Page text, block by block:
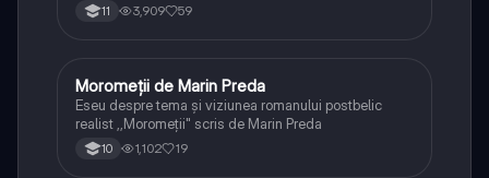
11 3,909 59
Limba și literatura română
Moromeții de Marin Preda
Eseu despre tema și viziunea romanului postbelic
realist ,,Moromeții" scris de Marin Preda
10 1,102 19